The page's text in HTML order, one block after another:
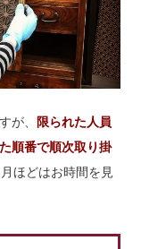
が、 限られた人員
順番で順次取り掛
ほどはお時間を見